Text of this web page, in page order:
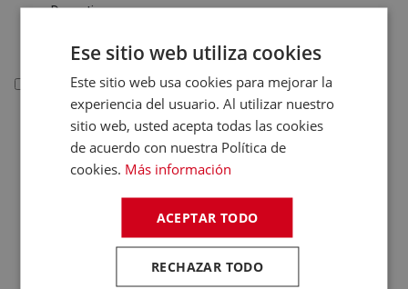
Deportivas
Telefonía
Telefonía
Teléfonos Fijos
Accesorios Telefonía
Fundas Teléfonos
Ese sitio web utiliza cookies
Este sitio web usa cookies para mejorar la
experiencia del usuario. Al utilizar nuestro
sitio web, usted acepta todas las cookies
de acuerdo con nuestra Política de
cookies. Más información
ACEPTAR TODO
RECHAZAR TODO